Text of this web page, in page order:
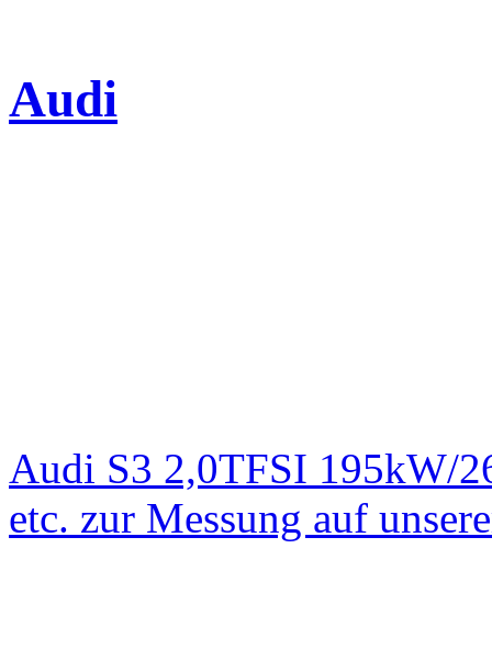
Audi
Audi S3 2,0TFSI 195kW/
etc. zur Messung auf